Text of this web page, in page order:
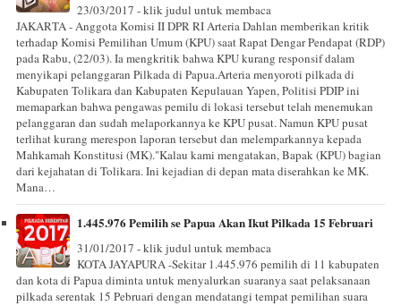
23/03/2017 - klik judul untuk membaca
JAKARTA - Anggota Komisi II DPR RI Arteria Dahlan memberikan kritik
terhadap Komisi Pemilihan Umum (KPU) saat Rapat Dengar Pendapat (RDP)
pada Rabu, (22/03). Ia mengkritik bahwa KPU kurang responsif dalam
menyikapi pelanggaran Pilkada di Papua.Arteria menyoroti pilkada di
Kabupaten Tolikara dan Kabupaten Kepulauan Yapen, Politisi PDIP ini
memaparkan bahwa pengawas pemilu di lokasi tersebut telah menemukan
pelanggaran dan sudah melaporkannya ke KPU pusat. Namun KPU pusat
terlihat kurang merespon laporan tersebut dan melemparkannya kepada
Mahkamah Konstitusi (MK)."Kalau kami mengatakan, Bapak (KPU) bagian
dari kejahatan di Tolikara. Ini kejadian di depan mata diserahkan ke MK.
Mana…
1.445.976 Pemilih se Papua Akan Ikut Pilkada 15 Februari
31/01/2017 - klik judul untuk membaca
KOTA JAYAPURA -Sekitar 1.445.976 pemilih di 11 kabupaten
dan kota di Papua diminta untuk menyalurkan suaranya saat pelaksanaan
pilkada serentak 15 Pebruari dengan mendatangi tempat pemilihan suara